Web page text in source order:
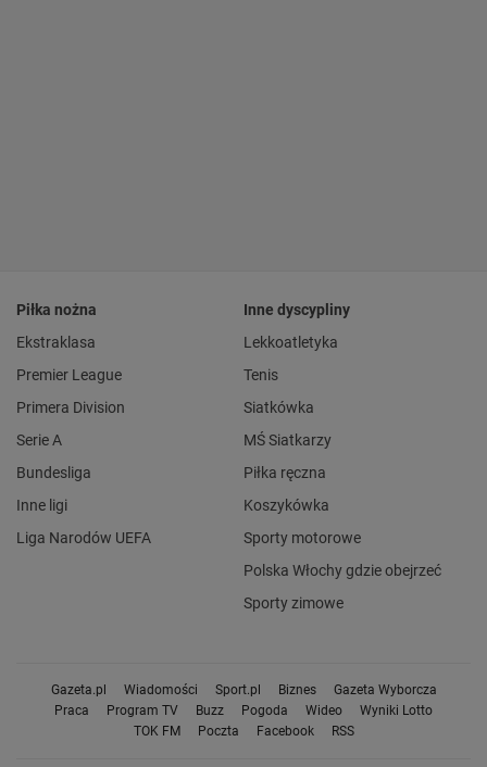
Piłka nożna
Ekstraklasa
Premier League
Primera Division
Serie A
Bundesliga
Inne ligi
Liga Narodów UEFA
Inne dyscypliny
Lekkoatletyka
Tenis
Siatkówka
MŚ Siatkarzy
Piłka ręczna
Koszykówka
Sporty motorowe
Polska Włochy gdzie obejrzeć
Sporty zimowe
Gazeta.pl Wiadomości Sport.pl Biznes
Gazeta Wyborcza
Praca
Program TV Buzz Pogoda Wideo
Wyniki Lotto
TOK FM
Poczta Facebook RSS